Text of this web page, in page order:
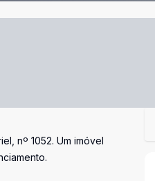
nº 1052. Um imóvel